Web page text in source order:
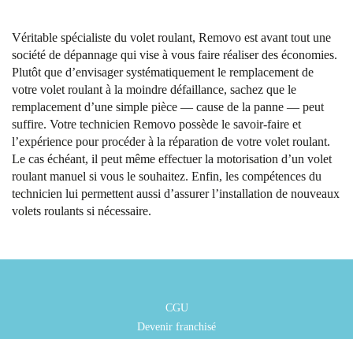
Véritable spécialiste du volet roulant, Removo est avant tout une
société de dépannage qui vise à vous faire réaliser des économies.
Plutôt que d’envisager systématiquement le remplacement de
votre volet roulant à la moindre défaillance, sachez que le
remplacement d’une simple pièce — cause de la panne — peut
suffire. Votre technicien Removo possède le savoir-faire et
l’expérience pour procéder à la réparation de votre volet roulant.
Le cas échéant, il peut même effectuer la motorisation d’un volet
roulant manuel si vous le souhaitez. Enfin, les compétences du
technicien lui permettent aussi d’assurer l’installation de nouveaux
volets roulants si nécessaire.
CGU
Devenir franchisé